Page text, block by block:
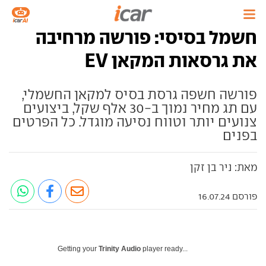
חשמל בסיסי: פורשה מרחיבה
את גרסאות המקאן EV
פורשה חשפה גרסת בסיס למקאן החשמלי,
עם תג מחיר נמוך ב-30 אלף שקל, ביצועים
צנועים יותר וטווח נסיעה מוגדל. כל הפרטים
בפנים
מאת: ניר בן זקן
פורסם 16.07.24
Getting your Trinity Audio player ready...